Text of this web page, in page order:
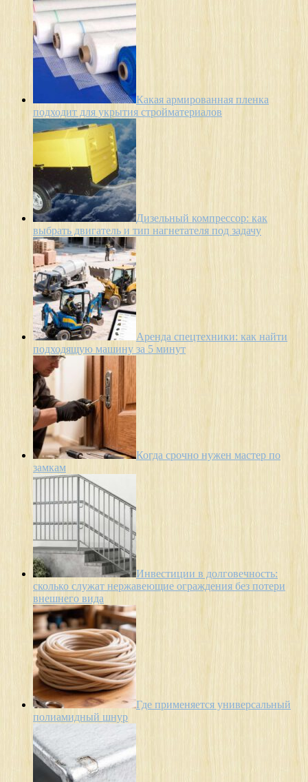
Какая армированная пленка
подходит для укрытия стройматериалов
Дизельный компрессор: как
выбрать двигатель и тип нагнетателя под задачу
Аренда спецтехники: как найти
подходящую машину за 5 минут
Когда срочно нужен мастер по
замкам
Инвестиции в долговечность:
сколько служат нержавеющие ограждения без потери
внешнего вида
Где применяется универсальный
полиамидный шнур